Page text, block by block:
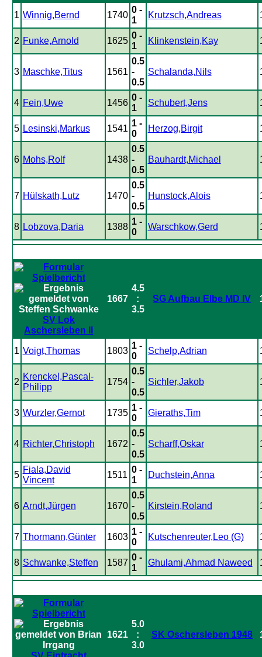
1 Winnig,Bernd 1740
0 -
1
Krutzsch,Andreas
2 Funke,Arnold 1625
0 -
1
Klinkenstein,Kay
3 Maschke,Titus 1561
0.5
-
0.5
Schalanda,Nils
4 Fein,Uwe 1456
0 -
1
Schubert,Jens
5 Lesinski,Markus 1541
1 -
0
Herzog,Birgit
6 Mohs,Rolf 1438
0.5
-
0.5
Bauhardt,Michael
7 Hülskath,Lutz 1470
0.5
-
0.5
Hunstock,Alois
8 Lobzova,Daria 1388
1 -
0
Warschkow,Gerd
SV Lok
Aschersleben II
1667
4.5
:
3.5
SG Aufbau Elbe MD IV
1 Voigt,Thomas 1803
1 -
0
Schelp,Adrian
2
Krenckel,Pascal-
Philipp
1754
0.5
-
0.5
Sichler,Jakob
3 Wurzler,Gernot 1735
1 -
0
Gieraths,Tim
4 Richter,Christoph 1672
0.5
-
0.5
Scharff,Oskar
5
Fiala,David
Vincent
1511
0 -
1
Duchstein,Anna
6 Arndt,Jürgen 1670
0.5
-
0.5
Kirstein,Roland
7 Thormann,Günter 1603
1 -
0
Kutschenreuter,Leo (G)
8 Schwanke,Steffen 1587
0 -
1
Ghulami,Ahmad Naweed
1621
5.0
:
3.0
SK Oschersleben 1948